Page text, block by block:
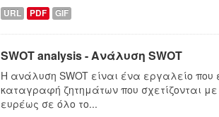
URL PDF GIF
SWOT analysis - Ανάλυση SWOT
Η ανάλυση SWOT είναι ένα εργαλείο
καταγραφή ζητημάτων που σχετίζονται
ευρέως σε όλο το...